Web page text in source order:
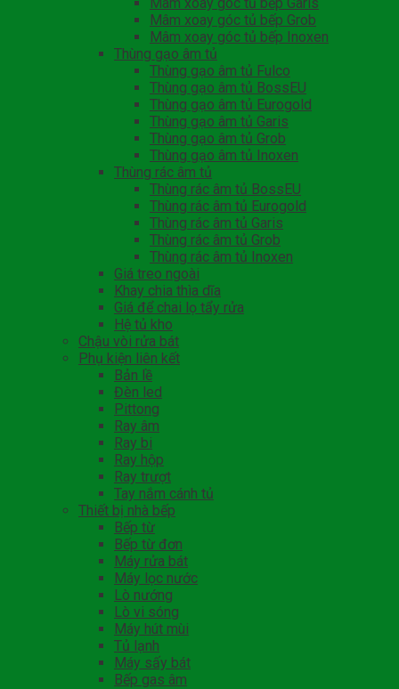
Mâm xoay góc tủ bếp Grob
Mâm xoay góc tủ bếp Inoxen
Thùng gạo âm tủ
Thùng gạo âm tủ Fulco
Thùng gạo âm tủ BossEU
Thùng gạo âm tủ Eurogold
Thùng gạo âm tủ Garis
Thùng gạo âm tủ Grob
Thùng gạo âm tủ Inoxen
Thùng rác âm tủ
Thùng rác âm tủ BossEU
Thùng rác âm tủ Eurogold
Thùng rác âm tủ Garis
Thùng rác âm tủ Grob
Thùng rác âm tủ Inoxen
Giá treo ngoài
Khay chia thìa dĩa
Giá để chai lọ tẩy rửa
Hệ tủ kho
Chậu vòi rửa bát
Phụ kiện liên kết
Bản lề
Đèn led
Pittong
Ray âm
Ray bi
Ray hộp
Ray trượt
Tay nắm cánh tủ
Thiết bị nhà bếp
Bếp từ
Bếp từ đơn
Máy rửa bát
Máy lọc nước
Lò nướng
Lò vi sóng
Máy hút mùi
Tủ lạnh
Máy sấy bát
Bếp gas âm